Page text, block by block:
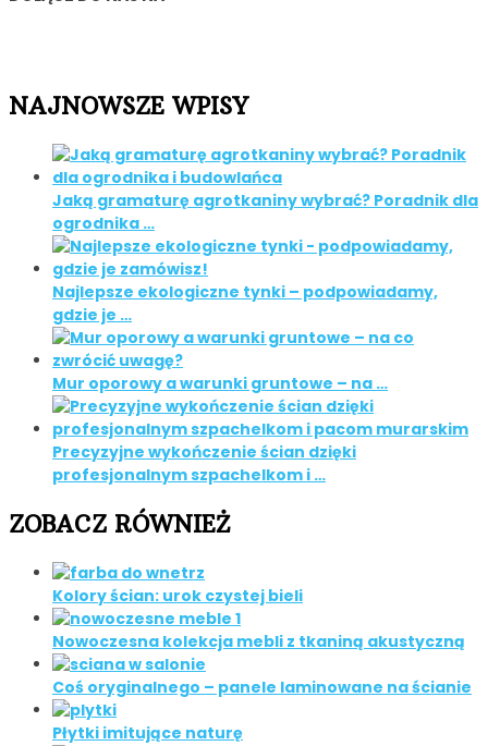
NAJNOWSZE WPISY
Jaką gramaturę agrotkaniny wybrać? Poradnik dla
ogrodnika …
Najlepsze ekologiczne tynki – podpowiadamy,
gdzie je …
Mur oporowy a warunki gruntowe – na …
Precyzyjne wykończenie ścian dzięki
profesjonalnym szpachelkom i …
ZOBACZ RÓWNIEŻ
Kolory ścian: urok czystej bieli
Nowoczesna kolekcja mebli z tkaniną akustyczną
Coś oryginalnego – panele laminowane na ścianie
Płytki imitujące naturę